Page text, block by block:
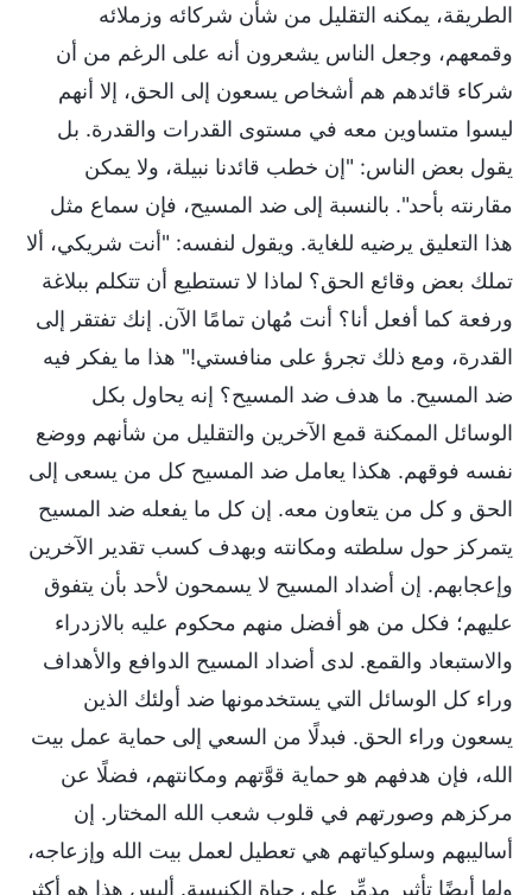
الطريقة، يمكنه التقليل من شأن شركائه وزملائه
وقمعهم، وجعل الناس يشعرون أنه على الرغم من أن
شركاء قائدهم هم أشخاص يسعون إلى الحق، إلا أنهم
ليسوا متساوين معه في مستوى القدرات والقدرة. بل
يقول بعض الناس: "إن خطب قائدنا نبيلة، ولا يمكن
مقارنته بأحد". بالنسبة إلى ضد المسيح، فإن سماع مثل
هذا التعليق يرضيه للغاية. ويقول لنفسه: "أنت شريكي، ألا
تملك بعض وقائع الحق؟ لماذا لا تستطيع أن تتكلم ببلاغة
ورفعة كما أفعل أنا؟ أنت مُهان تمامًا الآن. إنك تفتقر إلى
القدرة، ومع ذلك تجرؤ على منافستي!" هذا ما يفكر فيه
ضد المسيح. ما هدف ضد المسيح؟ إنه يحاول بكل
الوسائل الممكنة قمع الآخرين والتقليل من شأنهم ووضع
نفسه فوقهم. هكذا يعامل ضد المسيح كل من يسعى إلى
الحق و كل من يتعاون معه. إن كل ما يفعله ضد المسيح
يتمركز حول سلطته ومكانته وبهدف كسب تقدير الآخرين
وإعجابهم. إن أضداد المسيح لا يسمحون لأحد بأن يتفوق
عليهم؛ فكل من هو أفضل منهم محكوم عليه بالازدراء
والاستبعاد والقمع. لدى أضداد المسيح الدوافع والأهداف
وراء كل الوسائل التي يستخدمونها ضد أولئك الذين
يسعون وراء الحق. فبدلًا من السعي إلى حماية عمل بيت
الله، فإن هدفهم هو حماية قوَّتهم ومكانتهم، فضلًا عن
مركزهم وصورتهم في قلوب شعب الله المختار. إن
أساليبهم وسلوكياتهم هي تعطيل لعمل بيت الله وإزعاجه،
ولها أيضًا تأثير مدمِّر على حياة الكنيسة. أليس هذا هو أكثر